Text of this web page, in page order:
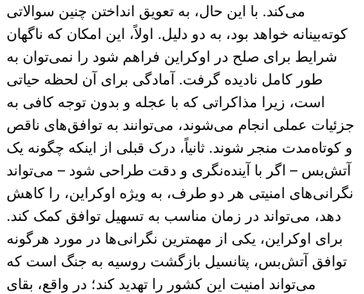
می‌کند. با این حال، به تعویق انداختن چنین سوالاتی
کوته‌بینانه خواهد بود، به دو دلیل. اولاً، این امکان که ناگهان
شرایط برای صلح در اوکراین فراهم شود را نمی‌توان به
طور کامل نادیده گرفت. آمادگی برای آن لحظه حیاتی
است، زیرا مذاکراتی که با عجله و بدون توجه کافی به
جزئیات عملی انجام می‌شوند، می‌توانند به توافق‌های ناقص
و کوتاه‌مدت منجر شوند. ثانیاً، درک قبلی از اینکه چگونه یک
آتش‌بس – اگر با آینده‌نگری و دقت طراحی شود – می‌تواند
نگرانی‌های امنیتی هر دو طرف، به ویژه اوکراین، را کاهش
دهد، می‌تواند در زمان مناسب به تسهیل توافق کمک کند.
برای اوکراین، یکی از مهمترین نگرانی‌ها در مورد هرگونه
توافق آتش‌بس، پتانسیل بازگشت روسیه به جنگ است که
می‌تواند امنیت این کشور را تهدید کند؛ در واقع، بقای